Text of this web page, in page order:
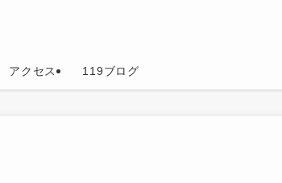
アクセス 119ブログ